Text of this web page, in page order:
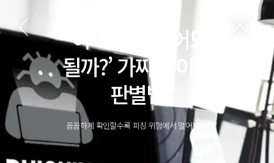
‘이 사이트 믿어도
될까?’ 가짜 사이트
판별법
꼼꼼하게 확인할수록 피싱 위험에서 멀어져요!